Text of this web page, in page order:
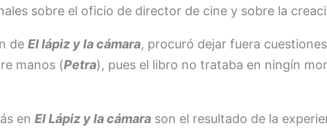
sobre el oficio de director de cine y sobre la
deEl lápiz y la cámara, procuró dejar fuera
manos (Petra), pues el libro no trataba en ningín
enEl Lápiz y la cámara son el resultado de la